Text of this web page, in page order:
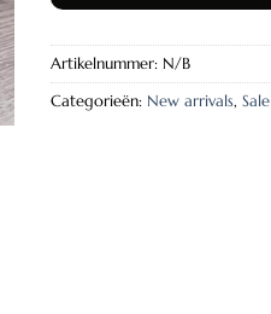
Artikelnummer: N/B
Categorieën: New arrivals, Sale